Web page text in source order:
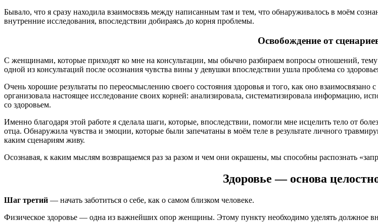
Бывало, что я сразу находила взаимосвязь между написанным там и тем, что обнаруживалось в моём
внутренние исследования, впоследствии добираясь до корня проблемы.
Освобождение от
С женщинами, которые приходят ко мне на консультации, мы обычно разбираем вопросы отношений,
одной из консультаций после осознания чувства вины у девушки впоследствии ушла проблема со
Очень хорошие результаты по переосмыслению своего состояния здоровья и того, как оно
организовала настоящее исследование своих корней: анализировала, систематизировала информацию,
со здоровьем.
Именно благодаря этой работе я сделала шаги, которые, впоследствии, помогли мне исцелить тело от
отца. Обнаружила чувства и эмоции, которые были запечатаны в моём теле в результате личного
каким сценариям живу.
Осознавая, к каким мыслям возвращаемся раз за разом и чем они окрашены, мы способны распознать
Здоровье — основа
Шаг третий — начать заботиться о себе, как о самом близком человеке.
Физическое здоровье — одна из важнейших опор женщины. Этому пункту необходимо уделять должное